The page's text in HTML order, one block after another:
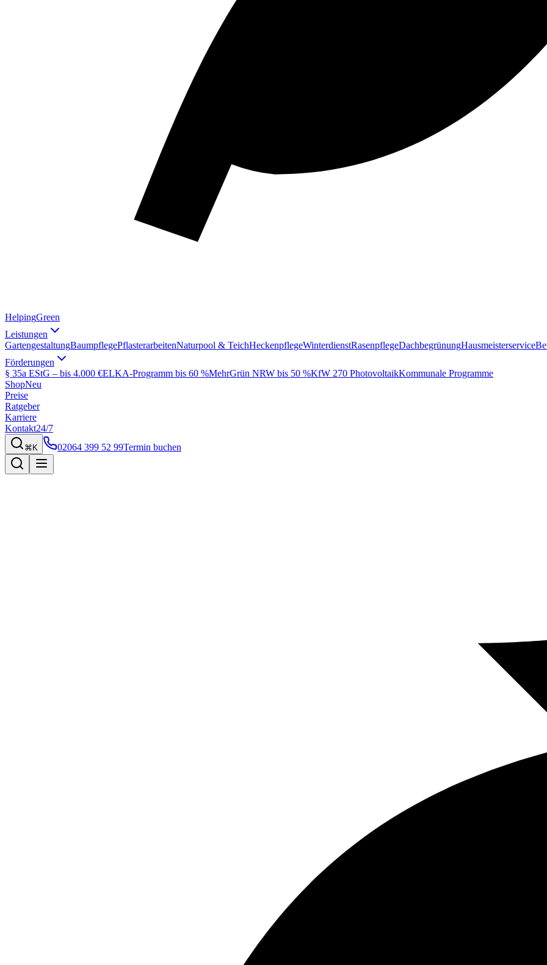
HelpingGreen
Leistungen
GartengestaltungBaumpflegePflasterarbeitenNaturpool & TeichHeckenpflegeWinterdienstRasenpflegeDachbegrünungHausmeisterservice
Förderungen
§ 35a EStG – bis 4.000 €ELKA-Programm bis 60 %MehrGrün NRW bis 50 %KfW 270 PhotovoltaikKommunale Programme
ShopNeu
Preise
Ratgeber
Karriere
Kontakt24/7
⌘K 02064 399 52 99Termin buchen